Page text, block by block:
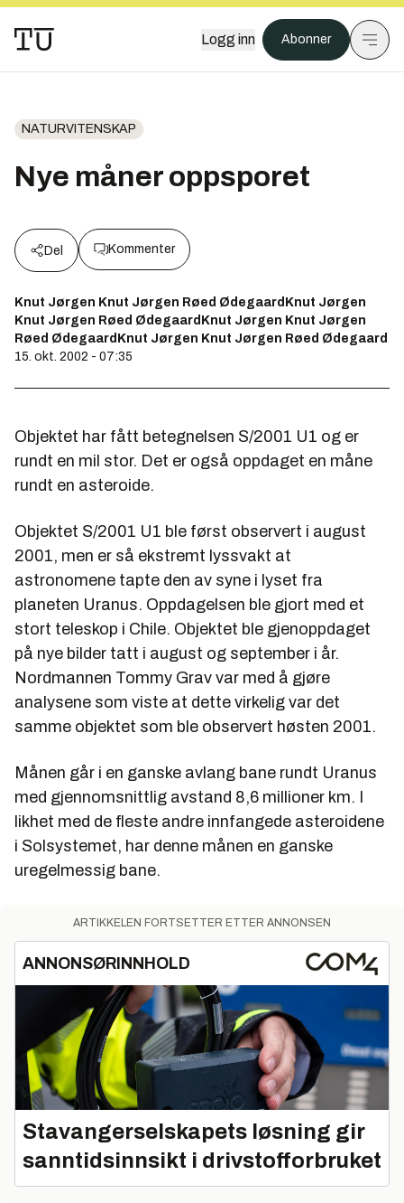
Logg inn Abonner
NATURVITENSKAP
Nye måner oppsporet
Del Kommenter
Knut Jørgen Knut Jørgen Røed ØdegaardKnut Jørgen
Knut Jørgen Røed ØdegaardKnut Jørgen Knut Jørgen
Røed ØdegaardKnut Jørgen Knut Jørgen Røed Ødegaard
15. okt. 2002 - 07:35
Objektet har fått betegnelsen S/2001 U1 og er
rundt en mil stor. Det er også oppdaget en måne
rundt en asteroide.
Objektet S/2001 U1 ble først observert i august
2001, men er så ekstremt lyssvakt at
astronomene tapte den av syne i lyset fra
planeten Uranus. Oppdagelsen ble gjort med et
stort teleskop i Chile. Objektet ble gjenoppdaget
på nye bilder tatt i august og september i år.
Nordmannen Tommy Grav var med å gjøre
analysene som viste at dette virkelig var det
samme objektet som ble observert høsten 2001.
Månen går i en ganske avlang bane rundt Uranus
med gjennomsnittlig avstand 8,6 millioner km. I
likhet med de fleste andre innfangede asteroidene
i Solsystemet, har denne månen en ganske
uregelmessig bane.
ARTIKKELEN FORTSETTER ETTER ANNONSEN
ANNONSØRINNHOLD
Stavangerselskapets løsning gir
sanntidsinnsikt i drivstofforbruket